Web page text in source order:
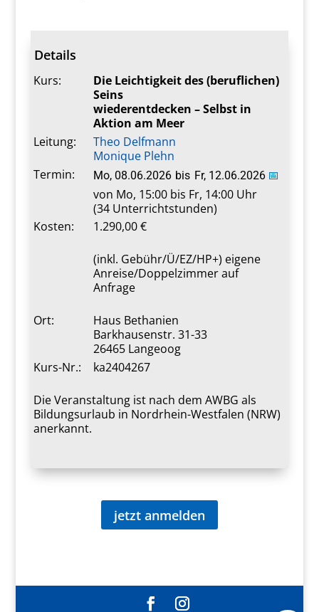
Details
Kurs:
Die Leichtigkeit des (beruflichen)
Seins
wiederentdecken – Selbst in
Aktion am Meer
Leitung:
Theo Delfmann
Monique Plehn
Termin:
Mo, 08.06.2026 bis Fr, 12.06.2026 📅
von Mo, 15:00 bis Fr, 14:00 Uhr
(34 Unterrichtstunden)
Kosten:
1.290,00 €
(inkl. Gebühr/Ü/EZ/HP+) eigene
Anreise/Doppelzimmer auf
Anfrage
Ort:
Haus Bethanien
Barkhausenstr. 31-33
26465 Langeoog
Kurs-Nr.:
ka2404267
Die Veranstaltung ist nach dem AWBG als
Bildungsurlaub in Nordrhein-Westfalen (NRW)
anerkannt.
jetzt anmelden